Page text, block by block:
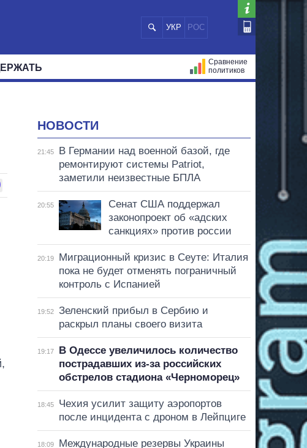
УКР РОС
Сравнение
политиков
НОВОСТИ
21:45
В Германии над военной базой, где
ремонтируют системы Patriot,
заметили неизвестные БПЛА
20:55
Сенат США поддержал
законопроект об «адских
санкциях» против россии
20:19
Миграционный кризис в Сеуте: Италия
пока не будет отменять пограничный
контроль с Испанией
19:52
Зеленский прибыл в Сербию и
раскрыл планы своего визита
19:17
В Одессе увеличилось количество
пострадавших из-за российских
обстрелов стадиона «Черноморец»
18:45
Чехия усилит защиту аэропортов
после инцидента с дроном в Лейпциге
18:09
Международные резервы Украины